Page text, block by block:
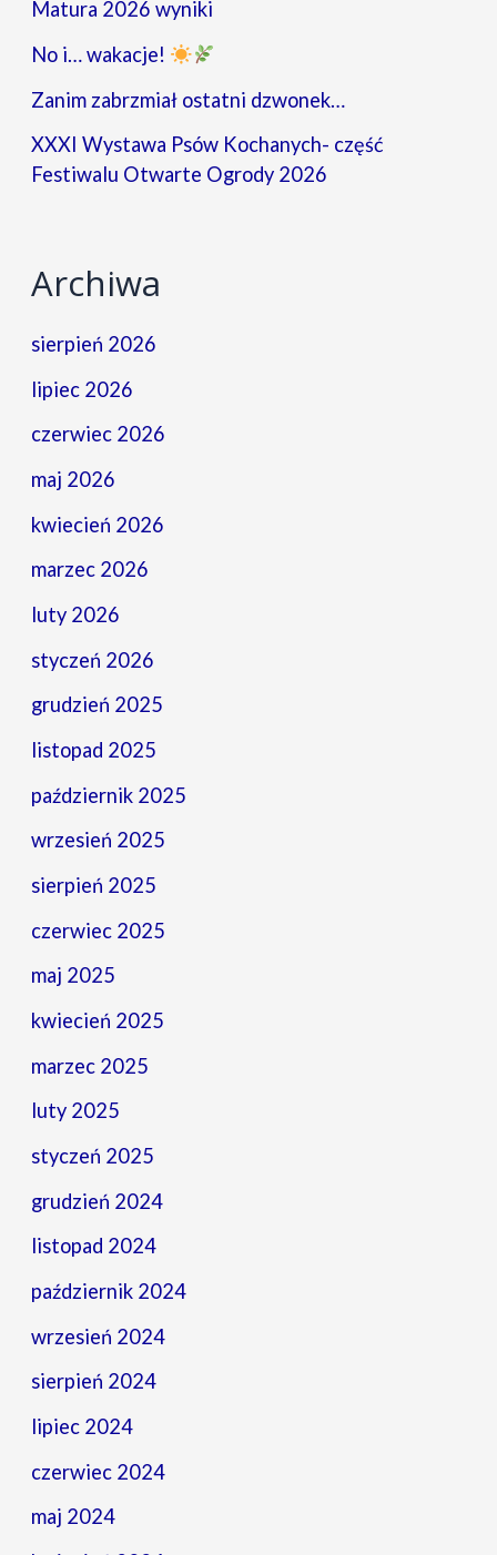
Matura 2026 wyniki
No i… wakacje!
Zanim zabrzmiał ostatni dzwonek…
XXXI Wystawa Psów Kochanych- część
Festiwalu Otwarte Ogrody 2026
Archiwa
sierpień 2026
lipiec 2026
czerwiec 2026
maj 2026
kwiecień 2026
marzec 2026
luty 2026
styczeń 2026
grudzień 2025
listopad 2025
październik 2025
wrzesień 2025
sierpień 2025
czerwiec 2025
maj 2025
kwiecień 2025
marzec 2025
luty 2025
styczeń 2025
grudzień 2024
listopad 2024
październik 2024
wrzesień 2024
sierpień 2024
lipiec 2024
czerwiec 2024
maj 2024